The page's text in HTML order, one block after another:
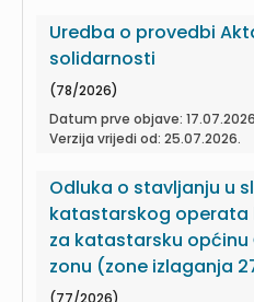
Uredba o provedbi
solidarnosti
(78/2026)
Datum prve objave:
Verzija vrijedi od: 25.07.2026.
Odluka o stavljanju u
katastarskog
za katastarsku općinu
zonu (zone izlaganja
(77/2026)